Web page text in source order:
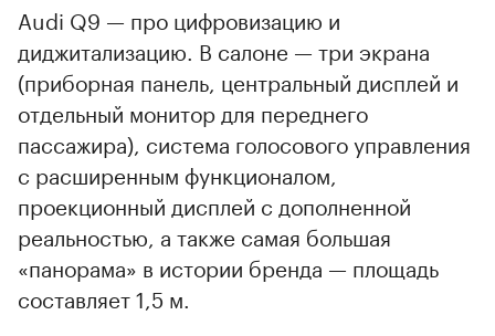
Audi Q9 — про цифровизацию и
диджитализацию. В салоне — три экрана
(приборная панель, центральный дисплей и
отдельный монитор для переднего
пассажира), система голосового управления
с расширенным функционалом,
проекционный дисплей с дополненной
реальностью, а также самая большая
«панорама» в истории бренда — площадь
составляет 1,5 м.